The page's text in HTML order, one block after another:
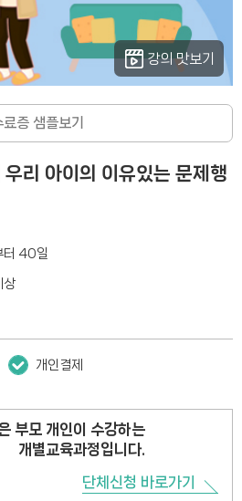
강의 맛보기
료증 샘플보기
리 아이의 이유있는 문제행
터 40일
상
개인결제
부모 개인이 수강하는
개별교육과정입니다.
단체신청 바로가기